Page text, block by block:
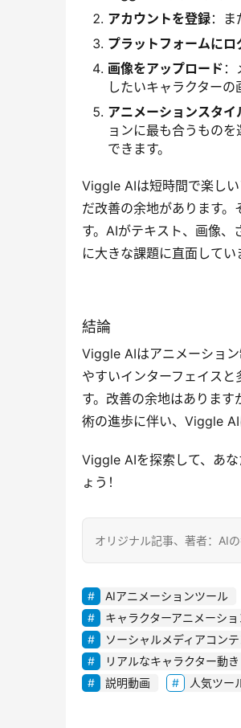
アカウントを登録：ま
プラットフォームにロ
画像をアップロード
したいキャラクターの
アニメーションスタイ
ョンに最も合うもの
できます。
Viggle AIは短時間で楽し
だ改善の余地があります
す。AIがテキスト、画像
に大きな課題に直面してい
結論
Viggle AIはアニメーショ
やすいインターフェイス
す。改善の余地はありま
術の進歩に伴い、Viggle
Viggle AIを探索して、あ
ょう！
オリジナル記事、著者：AI
AIアニメーションツール
キャラクターアニメーショ
ソーシャルメディアコン
リアルなキャラクター動き
説明動画
人気ツー